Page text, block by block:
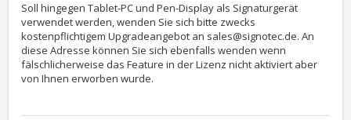
Soll hingegen Tablet-PC und Pen-Display als Signaturgerät
verwendet werden, wenden Sie sich bitte zwecks
kostenpflichtigem Upgradeangebot an sales@signotec.de. An
diese Adresse können Sie sich ebenfalls wenden wenn
fälschlicherweise das Feature in der Lizenz nicht aktiviert aber
von Ihnen erworben wurde.